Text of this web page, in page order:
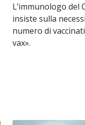
L’immunologo del
insiste sulla
numero di
vax».